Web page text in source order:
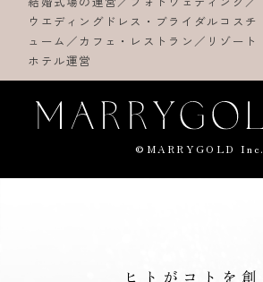
ウエディングドレス・ブライダルコスチ
ューム／カフェ・レストラン／リゾート
ホテル運営
©MARRYGOLD Inc.